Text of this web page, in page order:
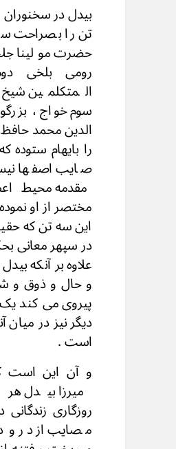
بیدل در
تن را بصراحت
حضرت مولینا
رومی بلخی
المتکلمین
سوم خواج ،
الدین محمد
را بایهام ستوده
صایب اصفها
مقدمه محیط
مختصر از او نموده
این سه تن که
در سپهر معانی
علاوه بر آنکه
و حال و ذوق و
پیروی می کند
دیگر نیز در میان
است .
و آن این است
میرزا بیدل
روزگاری
مصایب از در و